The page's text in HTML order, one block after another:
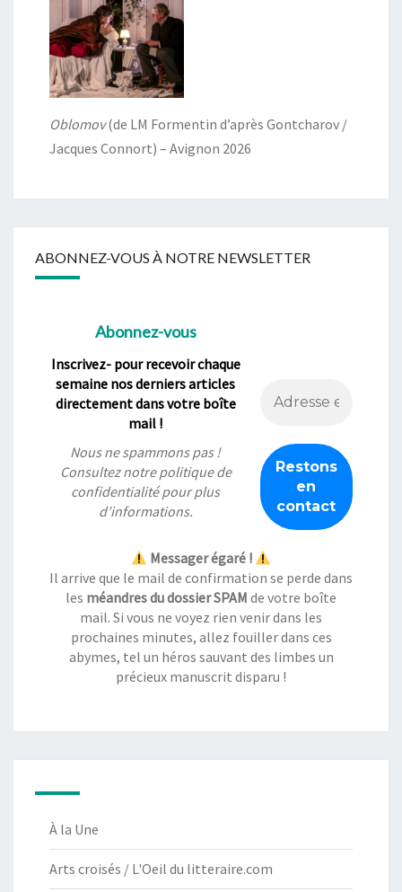
Oblomov(de LM Formentin d’après Gontcharov /
Jacques Connort) – Avignon 2026
ABONNEZ-VOUS À NOTRE NEWSLETTER
Abonnez-vous
Inscrivez- pour recevoir chaque
semaine nos derniers articles
directement dans votre boîte
mail !
Nous ne spammons pas !
Consultez notrepolitique de
confidentialitépour plus
d’informations.
Messager égaré !
Il arrive que le mail de confirmation se perde dans
les méandres du dossier SPAM de votre boîte
mail. Si vous ne voyez rien venir dans les
prochaines minutes, allez fouiller dans ces
abymes, tel un héros sauvant des limbes un
précieux manuscrit disparu !
À la Une
Arts croisés / L'Oeil du litteraire.com